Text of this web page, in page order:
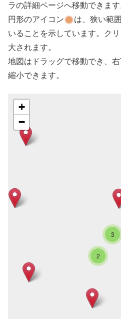
ラの詳細ページへ移動できます
円形のアイコン
は、狭い範
いることを示しています。ク
大されます。
地図はドラッグで移動でき、
縮小できます。
2
3
+
−